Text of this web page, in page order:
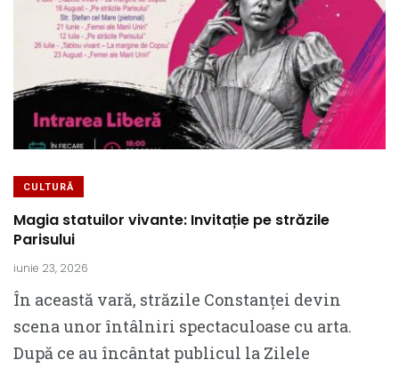
CULTURĂ
Magia statuilor vivante: Invitație pe străzile
Parisului
iunie 23, 2026
În această vară, străzile Constanței devin
scena unor întâlniri spectaculoase cu arta.
După ce au încântat publicul la Zilele